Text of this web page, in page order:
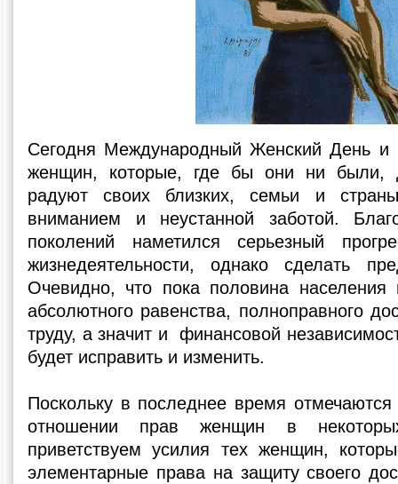
Сегодня Международный Женский День и
женщин, которые, где бы они ни были,
радуют своих близких, семьи и
вниманием и неустанной заботой.
поколений наметился серьезный
жизнедеятельности, однако сделать
Очевидно, что пока половина населения
абсолютного равенства, полноправного
труду, а значит и финансовой
будет исправить и изменить.
Поскольку в последнее время
отношении прав женщин в
приветствуем усилия тех женщин,
элементарные права на защиту своего